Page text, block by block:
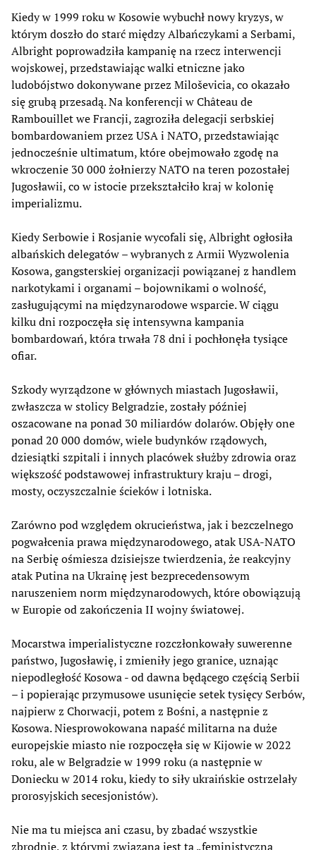
Kiedy w 1999 roku w Kosowie wybuchł nowy kryzys, w
którym doszło do starć między Albańczykami a Serbami,
Albright poprowadziła kampanię na rzecz interwencji
wojskowej, przedstawiając walki etniczne jako
ludobójstwo dokonywane przez Miloševicia, co okazało
się grubą przesadą. Na konferencji w Château de
Rambouillet we Francji, zagroziła delegacji serbskiej
bombardowaniem przez USA i NATO, przedstawiając
jednocześnie ultimatum, które obejmowało zgodę na
wkroczenie 30 000 żołnierzy NATO na teren pozostałej
Jugosławii, co w istocie przekształciło kraj w kolonię
imperializmu.
Kiedy Serbowie i Rosjanie wycofali się, Albright ogłosiła
albańskich delegatów – wybranych z Armii Wyzwolenia
Kosowa, gangsterskiej organizacji powiązanej z handlem
narkotykami i organami – bojownikami o wolność,
zasługującymi na międzynarodowe wsparcie. W ciągu
kilku dni rozpoczęła się intensywna kampania
bombardowań, która trwała 78 dni i pochłonęła tysiące
ofiar.
Szkody wyrządzone w głównych miastach Jugosławii,
zwłaszcza w stolicy Belgradzie, zostały później
oszacowane na ponad 30 miliardów dolarów. Objęły one
ponad 20 000 domów, wiele budynków rządowych,
dziesiątki szpitali i innych placówek służby zdrowia oraz
większość podstawowej infrastruktury kraju – drogi,
mosty, oczyszczalnie ścieków i lotniska.
Zarówno pod względem okrucieństwa, jak i bezczelnego
pogwałcenia prawa międzynarodowego, atak USA-NATO
na Serbię ośmiesza dzisiejsze twierdzenia, że reakcyjny
atak Putina na Ukrainę jest bezprecedensowym
naruszeniem norm międzynarodowych, które obowiązują
w Europie od zakończenia II wojny światowej.
Mocarstwa imperialistyczne rozczłonkowały suwerenne
państwo, Jugosławię, i zmieniły jego granice, uznając
niepodległość Kosowa - od dawna będącego częścią Serbii
– i popierając przymusowe usunięcie setek tysięcy Serbów,
najpierw z Chorwacji, potem z Bośni, a następnie z
Kosowa. Niesprowokowana napaść militarna na duże
europejskie miasto nie rozpoczęła się w Kijowie w 2022
roku, ale w Belgradzie w 1999 roku (a następnie w
Doniecku w 2014 roku, kiedy to siły ukraińskie ostrzelały
prorosyjskich secesjonistów).
Nie ma tu miejsca ani czasu, by zbadać wszystkie
zbrodnie, z którymi związana jest ta „feministyczna